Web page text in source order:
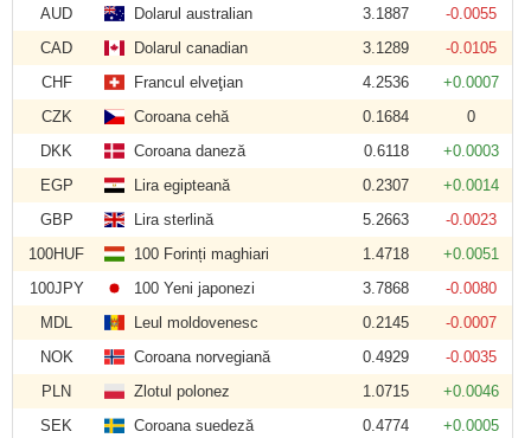
AUD
Dolarul australian 3.1887
-0.0055
CAD
Dolarul canadian 3.1289
-0.0105
CHF
Francul elveţian 4.2536
+0.0007
CZK
Coroana cehă 0.1684
0
DKK
Coroana daneză 0.6118
+0.0003
EGP
Lira egipteană 0.2307
+0.0014
GBP
Lira sterlină 5.2663
-0.0023
100HUF
100 Forinți maghiari 1.4718
+0.0051
100JPY
100 Yeni japonezi 3.7868
-0.0080
MDL
Leul moldovenesc 0.2145
-0.0007
NOK
Coroana norvegiană 0.4929
-0.0035
PLN
Zlotul polonez 1.0715
+0.0046
SEK
Coroana suedeză 0.4774
+0.0005